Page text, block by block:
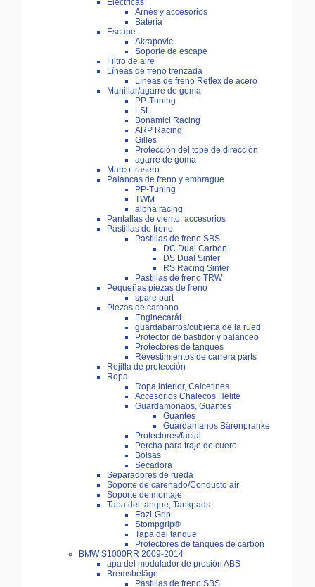
Eléctricas
Arnés y accesorios
Batería
Escape
Akrapovic
Soporte de escape
Filtro de aire
Líneas de freno trenzada
Líneas de freno Reflex de acero
Manillar/agarre de goma
PP-Tuning
LSL
Bonamici Racing
ARP Racing
Gilles
Protección del tope de dirección
agarre de goma
Marco trasero
Palancas de freno y embrague
PP-Tuning
TWM
alpha racing
Pantallas de viento, accesorios
Pastillas de freno
Pastillas de freno SBS
DC Dual Carbon
DS Dual Sinter
RS Racing Sinter
Pastillas de freno TRW
Pequeñas piezas de freno
spare part
Piezas de carbono
Enginecarát.
guardabarros/cubierta de la rued
Protector de bastidor y balanceo
Protectores de tanques
Revestimientos de carrera parts
Rejilla de protección
Ropa
Ropa interior, Calcetines
Accesorios Chalecos Helite
Guardamonaos, Guantes
Guantes
Guardamanos Bärenpranke
Protectores/facial
Percha para traje de cuero
Bolsas
Secadora
Separadores de rueda
Soporte de carenado/Conducto air
Soporte de montaje
Tapa del tanque, Tankpads
Eazi-Grip
Stompgrip®
Tapa del tanque
Protectores de tanques de carbon
BMW S1000RR 2009-2014
apa del modulador de presión ABS
Bremsbeläge
Pastillas de freno SBS